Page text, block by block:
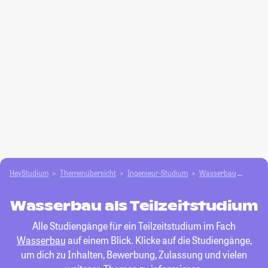
HeyStudium Themenübersicht Ingenieur-Studium Wasserbau
Wasserbau als Teilzeitstudium
Alle Studiengänge für ein Teilzeitstudium im Fach
Wasserbauauf einem Blick. Klicke auf die Studiengänge,
um dich zu Inhalten, Bewerbung, Zulassung und vielen